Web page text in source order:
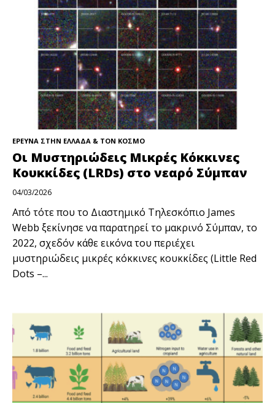
ΕΡΕΥΝΑ ΣΤΗΝ ΕΛΛΑΔΑ & ΤΟΝ ΚΟΣΜΟ
Οι Μυστηριώδεις Μικρές Κόκκινες
Κουκκίδες (LRDs) στο νεαρό Σύμπαν
04/03/2026
Από τότε που το Διαστημικό Τηλεσκόπιο James
Webb ξεκίνησε να παρατηρεί το μακρινό Σύμπαν, το
2022, σχεδόν κάθε εικόνα του περιέχει
μυστηριώδεις μικρές κόκκινες κουκκίδες (Little Red
Dots –...